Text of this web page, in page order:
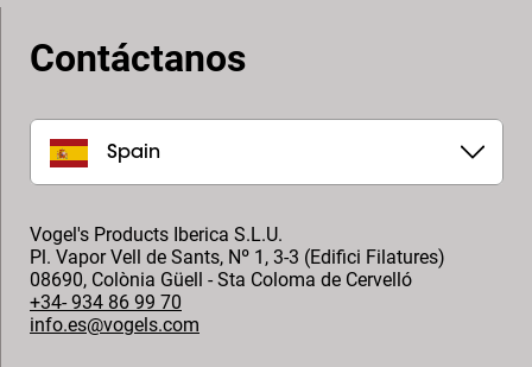
Contáctanos
Spain
Vogel's Products Iberica S.L.U.
Pl. Vapor Vell de Sants, Nº 1, 3-3 (Edifici Filatures)
08690, Colònia Güell - Sta Coloma de Cervelló
+34- 934 86 99 70
info.es@vogels.com